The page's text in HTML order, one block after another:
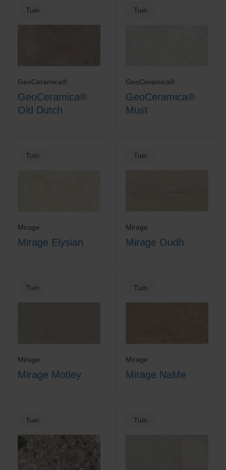
Tuin
GeoCeramica®
GeoCeramica®
Old Dutch
Tuin
GeoCeramica®
GeoCeramica®
Must
Tuin
Mirage
Mirage Elysian
Tuin
Mirage
Mirage Oudh
Tuin
Mirage
Mirage Motley
Tuin
Mirage
Mirage NaMe
Tuin Tuin